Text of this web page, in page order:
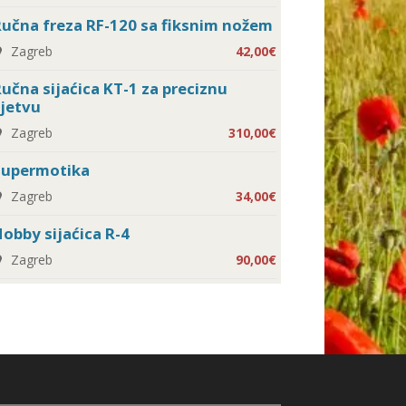
freza RF-120 sa fiksnim nožem
Zagreb 42,00€
sijaćica KT-1 za preciznu
Zagreb 310,00€
Zagreb 34,00€
sijaćica R-4
Zagreb 90,00€